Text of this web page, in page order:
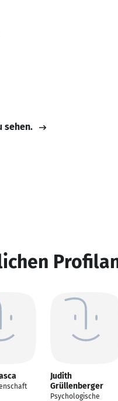
sehen.
Judith
Grüllenberger
Psychologische